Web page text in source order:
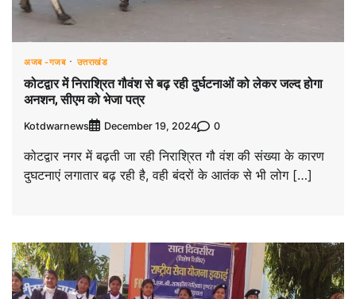
अजब -गजब उत्तराखंड
कोटद्वार में निराश्रित गौवंश से बढ़ रही दुर्घटनाओं को लेकर जल्द होगा
अनशन, सीएम को भेजा पत्र
Kotdwarnews December 19, 2024 0
कोटद्वार नगर में बढ़ती जा रही निराश्रित गौ वंश की संख्या के कारण
दुघटनाएं लगातार बढ़ रही है, वही बंदरों के आतंक से भी लोग […]